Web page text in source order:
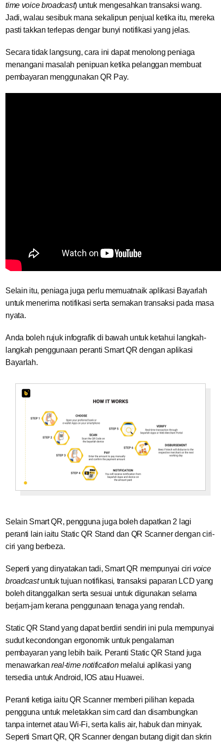
time voice broadcast) untuk mengesahkan transaksi wang.
Jadi, walau sesibuk mana sekalipun penjual ketika itu, mereka
pasti takkan terlepas dengar bunyi notifikasi yang jelas.
Secara tidak langsung, cara ini dapat menolong peniaga
menangani masalah penipuan ketika pelanggan membuat
pembayaran menggunakan QR Pay.
Selain itu, peniaga juga perlu memuatnaik aplikasi Bayarlah
untuk menerima notifikasi serta semakan transaksi pada masa
nyata.
Anda boleh rujuk infografik di bawah untuk ketahui langkah-
langkah penggunaan peranti Smart QR dengan aplikasi
Bayarlah.
Selain Smart QR, pengguna juga boleh dapatkan 2 lagi
peranti lain iaitu Static QR Stand dan QR Scanner dengan ciri-
ciri yang berbeza.
Seperti yang dinyatakan tadi, Smart QR mempunyai ciri voice
broadcastuntuk tujuan notifikasi, transaksi paparan LCD yang
boleh ditanggalkan serta sesuai untuk digunakan selama
berjam-jam kerana penggunaan tenaga yang rendah.
Static QR Stand yang dapat berdiri sendiri ini pula mempunyai
sudut kecondongan ergonomik untuk pengalaman
pembayaran yang lebih baik. Peranti Static QR Stand juga
menawarkan real-time notificationmelalui aplikasi yang
tersedia untuk Android, IOS atau Huawei.
Peranti ketiga iaitu QR Scanner memberi pilihan kepada
pengguna untuk meletakkan sim card dan disambungkan
tanpa internet atau Wi-Fi, serta kalis air, habuk dan minyak.
Seperti Smart QR, QR Scanner dengan butang digit dan skrin